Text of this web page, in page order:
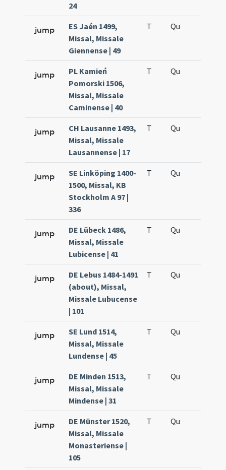
24
jump
ES Jaén 1499,
Missal, Missale
Giennense | 49
T Qu
jump
PL Kamień
Pomorski 1506,
Missal, Missale
Caminense | 40
T Qu
jump
CH Lausanne 1493,
Missal, Missale
Lausannense | 17
T Qu
jump
SE Linköping 1400-
1500, Missal, KB
Stockholm A 97 |
336
T Qu
jump
DE Lübeck 1486,
Missal, Missale
Lubicense | 41
T Qu
jump
DE Lebus 1484-1491
(about), Missal,
Missale Lubucense
| 101
T Qu
jump
SE Lund 1514,
Missal, Missale
Lundense | 45
T Qu
jump
DE Minden 1513,
Missal, Missale
Mindense | 31
T Qu
jump
DE Münster 1520,
Missal, Missale
Monasteriense |
105
T Qu